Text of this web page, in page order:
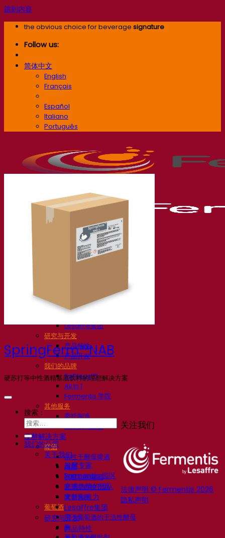
跳到内容
the obvious choice for beverage signature
Follow us:
简体中文
English
Français
Español
Italiano
Português
我们的公司
Fermentis 园区
充满热情的团队
支持创造力
Lesaffre集团
研究与开发
产品特性
产品开发
我们的品牌
SafYeast™
All In 1
Fermentis 学院
其他服务
委托制造
酒水饮料品鉴
发酵解决方案
啤酒
活性干酵母啤酒
细菌
发酵助剂啤酒
啤酒功能性产品
啤酒风格
葡萄酒
用于葡萄酒的干活性酵母
酶
SpringFerm™NAB
硬苏打等中性酒精基底饮料的理想解决方案
关注我们
法律声明 © Fermentis 2026
隐私声明
搜索：
我们的公司
关于我们
发酵专家
Fermentis 园区
充满热情的团队
支持创造力
Lesaffre集团
研究与开发
产品特性